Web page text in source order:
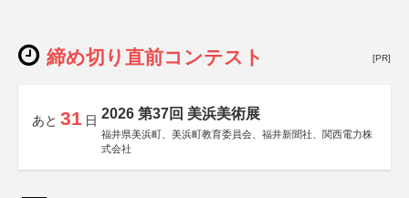
締め切り直前コンテスト [PR]
あと 31 日 2026 第37回 美浜美術展
福井県美浜町、美浜町教育委員会、福井新聞社、関西電力株
式会社